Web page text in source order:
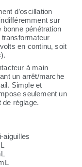
d’oscillation
sur
pénétration
transformateur
en continu, soit
à main
un arrêt/marche
Simple et
seulement un
réglage.
aiguilles